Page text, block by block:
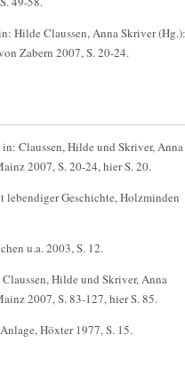
Hilde Claussen, Anna Skriver (Hg.):
Zabern 2007, S. 20-24.
Claussen, Hilde und Skriver, Anna
2007, S. 20-24, hier S. 20.
lebendiger Geschichte, Holzminden
u.a. 2003, S. 12.
Hilde und Skriver, Anna
2007, S. 83-127, hier S. 85.
Höxter 1977, S. 15.